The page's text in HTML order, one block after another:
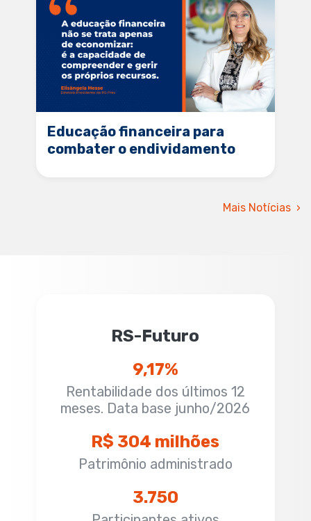
Educação financeira para
combater o endividamento
Mais Notícias
RS-Futuro
9,17%
Rentabilidade dos últimos 12
meses. Data base junho/2026
R$ 304 milhões
Patrimônio administrado
3.750